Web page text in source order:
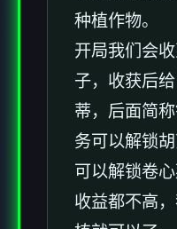
种植作物。
开局我们会
子，收获后
蒂，后面简
务可以解锁
可以解锁卷
收益都不高